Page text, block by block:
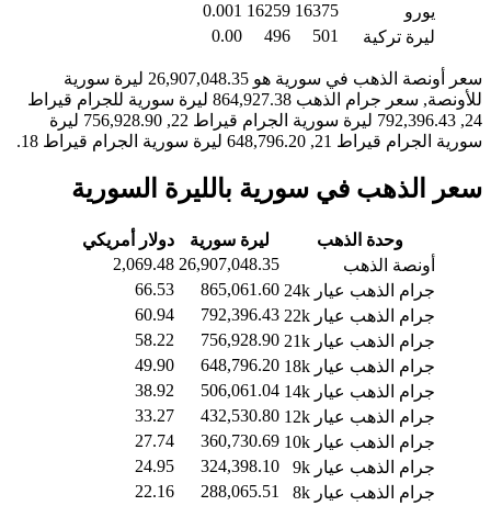
يورو
16375
16259
0.001
ليرة تركية
501
496
0.00
سعر أونصة الذهب في سورية هو 26,907,048.35 ليرة سورية
للأونصة, سعر جرام الذهب 864,927.38 ليرة سورية للجرام قيراط
24, 792,396.43 ليرة سورية الجرام قيراط 22, 756,928.90 ليرة
سورية الجرام قيراط 21, 648,796.20 ليرة سورية الجرام قيراط 18.
سعر الذهب في سورية بالليرة السورية
وحدة الذهب ليرة سورية
دولار أمريكي
أونصة الذهب
26,907,048.35
2,069.48
جرام الذهب عيار 24k
865,061.60
66.53
جرام الذهب عيار 22k
792,396.43
60.94
جرام الذهب عيار 21k
756,928.90
58.22
جرام الذهب عيار 18k
648,796.20
49.90
جرام الذهب عيار 14k
506,061.04
38.92
جرام الذهب عيار 12k
432,530.80
33.27
جرام الذهب عيار 10k
360,730.69
27.74
جرام الذهب عيار 9k
324,398.10
24.95
جرام الذهب عيار 8k
288,065.51
22.16